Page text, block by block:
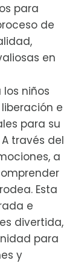
para
de
en
niños
e
para su
través del
a
Esta
e
divertida,
para
y